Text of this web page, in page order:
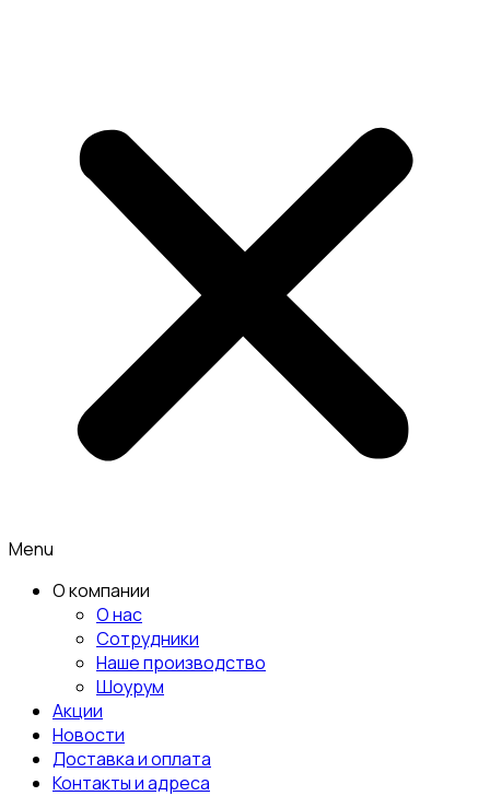
Menu
О компании
О нас
Сотрудники
Наше производство
Шоурум
Акции
Новости
Доставка и оплата
Контакты и адреса